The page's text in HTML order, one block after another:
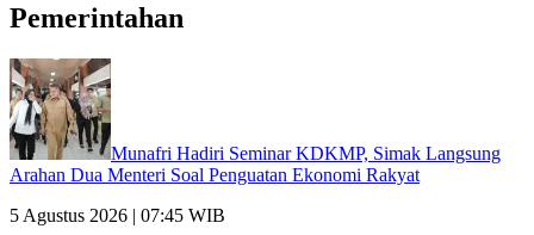
Pemerintahan
Munafri Hadiri Seminar KDKMP, Simak Langsung
Arahan Dua Menteri Soal Penguatan Ekonomi Rakyat
5 Agustus 2026 | 07:45 WIB